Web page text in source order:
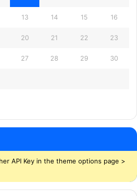
13 14 15 16
20 21 22 23
27 28 29 30
API Key in the theme options page >